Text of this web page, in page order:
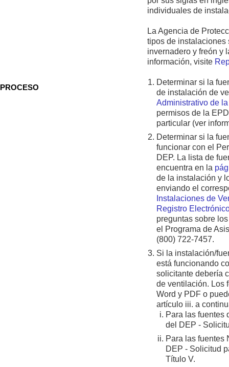
individuales de
La Agencia de
tipos de instalaciones
invernadero y freón y
información, visite
PROCESO
Determinar si la
de instalación de
Administrativo de
permisos de la
particular (ver
Determinar si la
funcionar con el
DEP. La lista de
encuentra en la
de la instalación y
enviando el
Instalaciones de
Registro
preguntas sobre
el Programa de
(800) 722-7457.
Si la instalación/
está funcionando
solicitante debería
de ventilación. Los
Word y PDF o
artículo iii. a
Para las fuentes
del DEP -
Para las fuentes
DEP - Solicitud
Título V.